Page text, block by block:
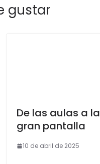
gustar
De las aulas a la
gran pantalla
10 de abril de 2025